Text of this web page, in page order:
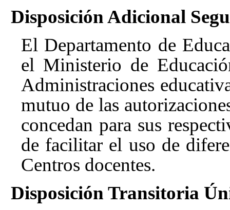
Disposición Adicional
El Departamento de
el Ministerio de
Administraciones
mutuo de las
concedan para sus
de facilitar el uso de
Centros docentes.
Disposición Transitoria